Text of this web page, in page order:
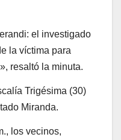
el investigado
la víctima para
resaltó la minuta.
Trigésima (30)
Miranda.
los vecinos,